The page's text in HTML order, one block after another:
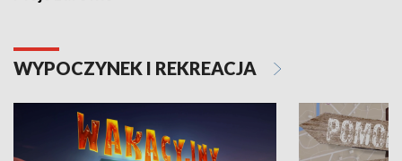
WYPOCZYNEK I REKREACJA